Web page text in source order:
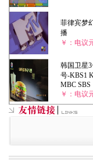
菲律宾梦
播
￥：电议
韩国卫星3
号-KBS1
MBC SBS
￥：电议